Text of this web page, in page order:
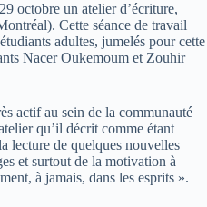
octobre un atelier d’écriture,
Cette séance de travail
adultes, jumelés pour cette
Nacer Oukemoum et Zouhir
actif au sein de la communauté
qu’il décrit comme étant
lecture de quelques nouvelles
et surtout de la motivation à
à jamais, dans les esprits ».